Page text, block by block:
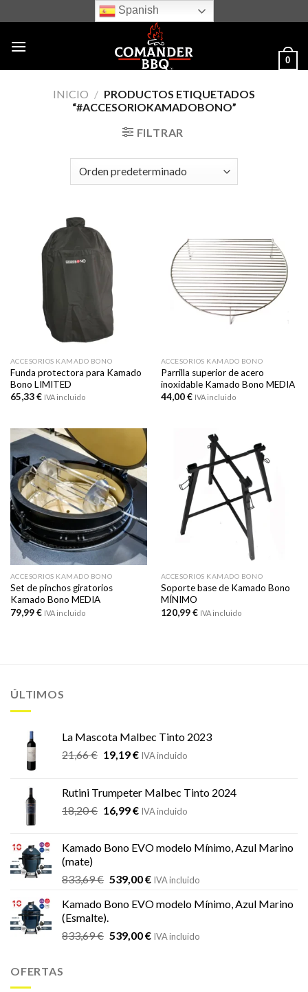
to
content
Spanish
0
INICIO / PRODUCTOS ETIQUETADOS
“#ACCESORIOKAMADOBONO”
FILTRAR
ACCESORIOS KAMADO BONO
Funda protectora para Kamado
Bono LIMITED
65,33€ IVA incluido
ACCESORIOS KAMADO BONO
Parrilla superior de acero
inoxidable Kamado Bono MEDIA
44,00€ IVA incluido
ACCESORIOS KAMADO BONO
Set de pinchos giratorios
Kamado Bono MEDIA
79,99€ IVA incluido
ACCESORIOS KAMADO BONO
Soporte base de Kamado Bono
MÍNIMO
120,99€ IVA incluido
ÚLTIMOS
La Mascota Malbec Tinto 2023
21,66€ El
era:
21,66 €.
19,19€El
es:
19,19 €.
IVA incluido
Rutini Trumpeter Malbec Tinto 2024
18,20€ El
era:
16,99€El
es:
IVA incluido
Kamado Bono EVO modelo Mínimo, Azul Marino
(mate)
833,69€ El
original
era:
833,69 €.
539,00€El
actual
539,00 €.
IVA incluido
Kamado Bono EVO modelo Mínimo, Azul Marino
(Esmalte).
833,69€ El
539,00€ElIVA incluido
OFERTAS